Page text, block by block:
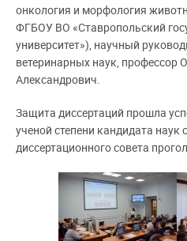
онкология и морфология
ФГБОУ ВО «Ставропольский
университет»), научный
ветеринарных наук, профессор
Александрович.
Защита диссертаций прошла
ученой степени кандидата наук
диссертационного совета